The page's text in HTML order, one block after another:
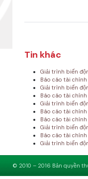
Tin khác
Giải trình biến
Báo cáo tài
Giải trình biến
Báo cáo tài
Giải trình biến
Báo cáo tài
Báo cáo tài
Giải trình biến
Báo cáo tài
Giải trình biến
© 2010 – 2016 Bản quyền